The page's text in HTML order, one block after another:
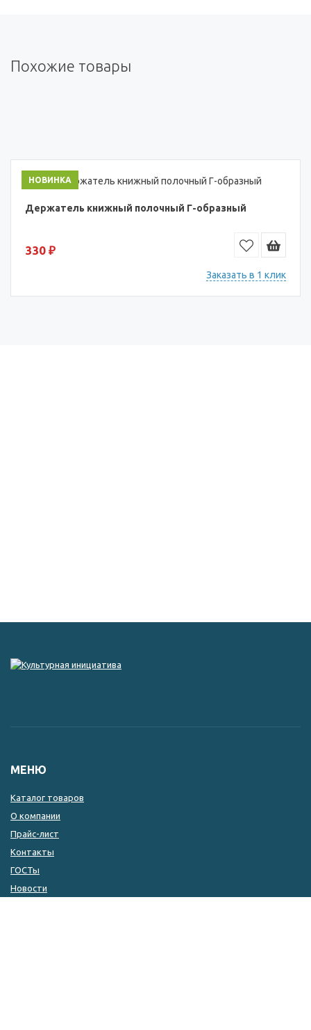
Похожие товары
НОВИНКА
Держатель книжный полочный Г-образный
330 ₽
Заказать в 1 клик
МЕНЮ
Каталог товаров
О компании
Прайс-лист
Контакты
ГОСТы
Новости